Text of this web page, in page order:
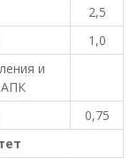
2,5
1,0
и
АПК
0,75